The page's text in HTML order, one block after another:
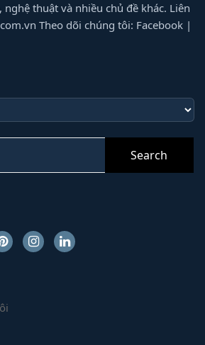
nghệ thuật và nhiều chủ đề khác. Liên
Theo dõi chúng tôi: Facebook |